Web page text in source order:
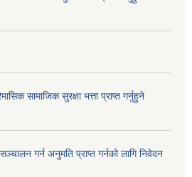
सामाजिक सुरक्षा भत्ता प्राप्त गर्नुहुने
गर्न अनुमति प्राप्त गर्नको लागि निवेदन